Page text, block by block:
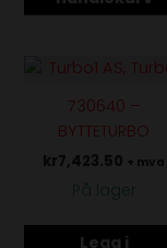
730640 –
BYTTETURBO
kr7,423.50 + mva
På lager
Legg i